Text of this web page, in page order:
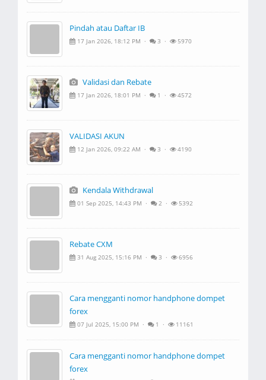
Pindah atau Daftar IB
17 Jan 2026, 18:12 PM · 3 · 5970
Validasi dan Rebate
17 Jan 2026, 18:01 PM · 1 · 4572
VALIDASI AKUN
12 Jan 2026, 09:22 AM · 3 · 4190
Kendala Withdrawal
01 Sep 2025, 14:43 PM · 2 · 5392
Rebate CXM
31 Aug 2025, 15:16 PM · 3 · 6956
Cara mengganti nomor handphone dompet
forex
07 Jul 2025, 15:00 PM · 1 · 11161
Cara mengganti nomor handphone dompet
forex